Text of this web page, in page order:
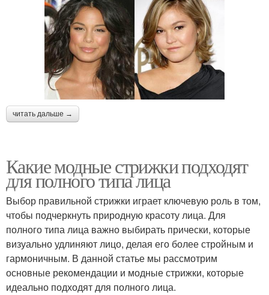
читать дальше →
Какие модные стрижки подходят
для полного типа лица
Выбор правильной стрижки играет ключевую роль в том,
чтобы подчеркнуть природную красоту лица. Для
полного типа лица важно выбирать прически, которые
визуально удлиняют лицо, делая его более стройным и
гармоничным. В данной статье мы рассмотрим
основные рекомендации и модные стрижки, которые
идеально подходят для полного лица.